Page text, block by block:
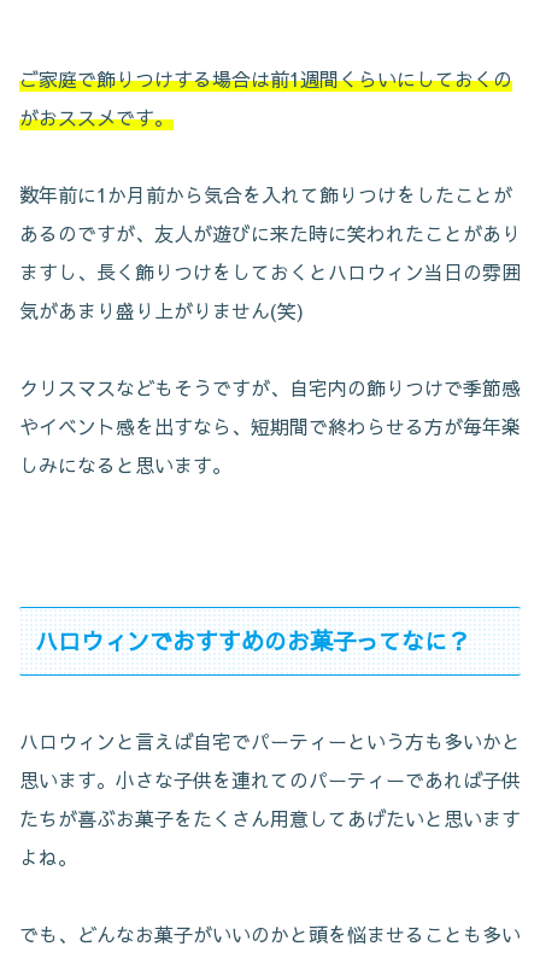
ご家庭で飾りつけする場合は前1週間くらいにしておくの
がおススメです。
数年前に1か月前から気合を入れて飾りつけをしたことが
あるのですが、友人が遊びに来た時に笑われたことがあり
ますし、長く飾りつけをしておくとハロウィン当日の雰囲
気があまり盛り上がりません(笑)
クリスマスなどもそうですが、自宅内の飾りつけで季節感
やイベント感を出すなら、短期間で終わらせる方が毎年楽
しみになると思います。
ハロウィンでおすすめのお菓子ってなに？
ハロウィンと言えば自宅でパーティーという方も多いかと
思います。小さな子供を連れてのパーティーであれば子供
たちが喜ぶお菓子をたくさん用意してあげたいと思います
よね。
でも、どんなお菓子がいいのかと頭を悩ませることも多い